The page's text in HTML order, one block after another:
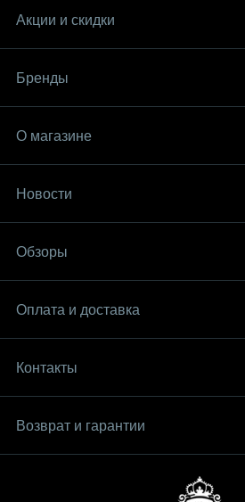
Акции и скидки
Бренды
О магазине
Новости
Обзоры
Оплата и доставка
Контакты
Возврат и гарантии